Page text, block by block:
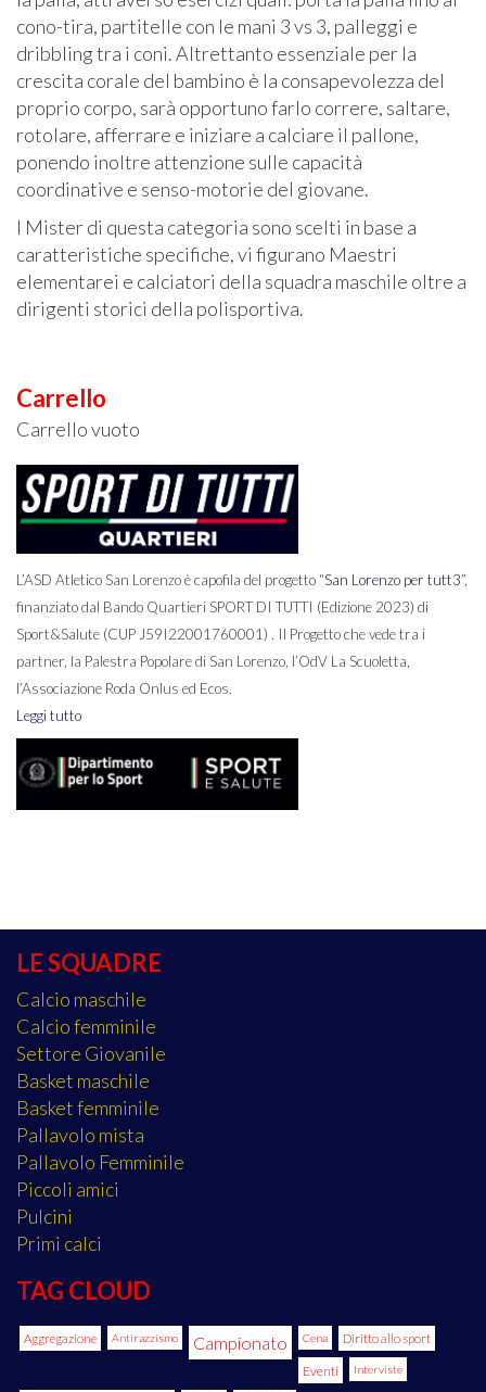
cono-tira, partitelle con le mani 3 vs 3, palleggi e
dribbling tra i coni. Altrettanto essenziale per la
crescita corale del bambino è la consapevolezza del
proprio corpo, sarà opportuno farlo correre, saltare,
rotolare, afferrare e iniziare a calciare il pallone,
ponendo inoltre attenzione sulle capacità
coordinative e senso-motorie del giovane.
I Mister di questa categoria sono scelti in base a
caratteristiche specifiche, vi figurano Maestri
elementarei e calciatori della squadra maschile oltre a
dirigenti storici della polisportiva.
Carrello
Carrello vuoto
L’ASD Atletico San Lorenzo è capofila del progetto “San Lorenzo per tutt3”,
finanziato dal Bando Quartieri SPORT DI TUTTI (Edizione 2023) di
Sport&Salute (CUP J59I22001760001) . Il Progetto che vede tra i
partner, la Palestra Popolare di San Lorenzo, l’OdV La Scuoletta,
l’Associazione Roda Onlus ed Ecos.
Leggi tutto
LE SQUADRE
Calcio maschile
Calcio femminile
Settore Giovanile
Basket maschile
Basket femminile
Pallavolo mista
Pallavolo Femminile
Piccoli amici
Pulcini
Primi calci
TAG CLOUD
Aggregazione Antirazzismo Campionato Cena Diritto allo sport
Eventi Interviste